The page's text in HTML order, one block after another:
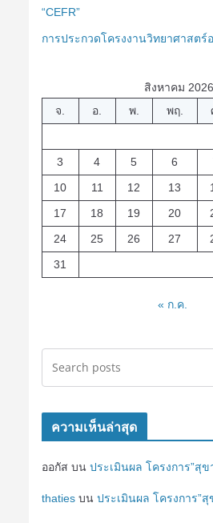
“CEFR”
การประกวดโครงงานวิทยาศาสต
สิงหาคม 2026
จ.
อ. พ. พฤ.
3
4 5 6
10
11 12 13
17
18 19 20
24
25 26 27
31
« ก.ค.
ความเห็นล่าสุด
ออกัส บน ประเมินผล โครงการ”สุ
thatiesบน ประเมินผล โครงการ”